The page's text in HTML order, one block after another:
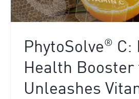
PhytoSolve® C:
Health Booster
Unleashes